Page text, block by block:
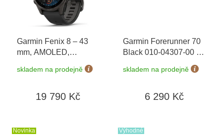
Garmin Fenix 8 – 43
mm, AMOLED,
Sapphire, Carbon grey
DLC titanium, Black /
02903-21
skladem na prodejně
19 790 Kč
Garmin Forerunner 70
Black 010-04307-00 +
možnost výměny do 90
dní
skladem na prodejně
6 290 Kč
Novinka Výhodné